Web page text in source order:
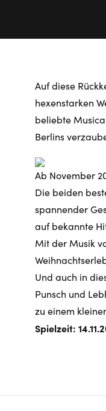
Auf diese
hexenstarken
beliebte
Berlins
Ab November
Die beiden
spannender
auf bekannte
Mit der Musik
Und auch in
Punsch und
zu einem
Spielzeit: